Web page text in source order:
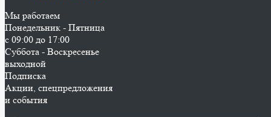
Мы работаем
Понедельник - Пятница
с 09:00 до 17:00
Суббота - Воскресенье
выходной
Подписка
Акции, спецпредложения
и события